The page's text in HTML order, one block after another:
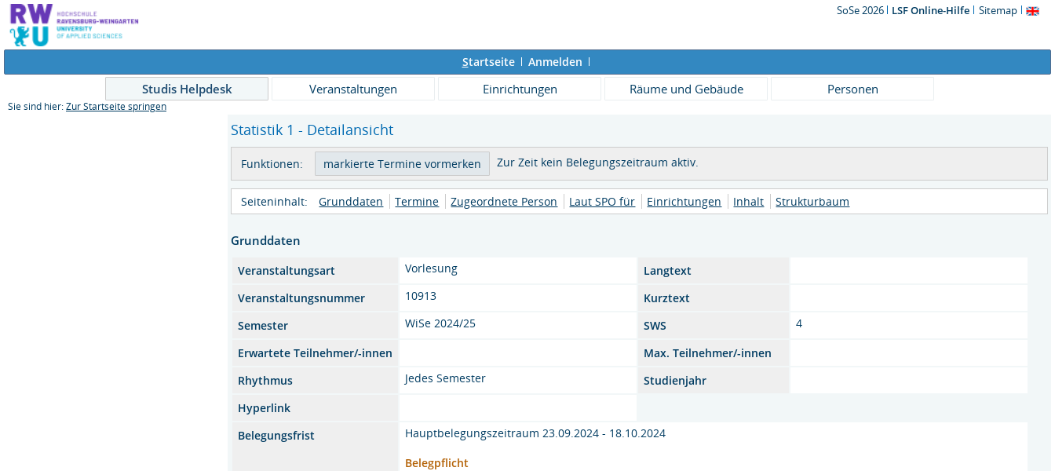
SoSe 2026 LSF Online-Hilfe Sitemap
Startseite Anmelden
Studis Helpdesk Veranstaltungen Einrichtungen Räume und Gebäude Personen
Sie sind hier: Zur Startseite springen
Statistik 1 - Detailansicht
Funktionen: Zur Zeit kein Belegungszeitraum aktiv.
Seiteninhalt: Grunddaten Termine Zugeordnete Person Laut SPO für Einrichtungen Inhalt Strukturbaum
Grunddaten
Veranstaltungsart Vorlesung
Langtext
Veranstaltungsnummer
10913
Kurztext
Semester
WiSe 2024/25 SWS
4
Erwartete Teilnehmer/-innen
Max. Teilnehmer/-innen
Rhythmus
Jedes Semester
Studienjahr
Hyperlink
Belegungsfrist
Hauptbelegungszeitraum 23.09.2024 - 18.10.2024
Belegpflicht